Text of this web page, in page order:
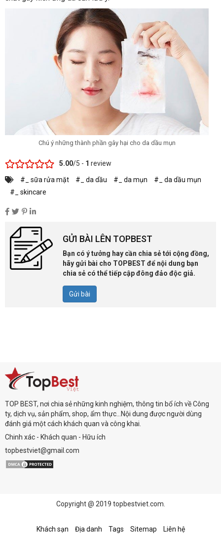
Chú ý những thành phần gây hại cho da dầu mụn
5.00/5 - 1 review
#_ sữa rửa mặt #_ da dầu #_ da mụn
#_ da dầu mụn
#_ skincare
GỬI BÀI LÊN TOPBEST
Bạn có ý tưởng hay cần chia sẻ tới cộng đồng,
hãy gửi bài cho TOPBEST để nội dung bạn
chia sẻ có thể tiếp cập đông đảo độc giả.
Gửi bài
TOP BEST, nơi chia sẻ những kinh nghiệm, thông tin bổ ích về Công
ty, dịch vụ, sản phẩm, shop, ẩm thực...Nội dung được người dùng
đánh giá một cách khách quan và công khai.
Chinh xác - Khách quan - Hữu ích
topbestviet@gmail.com
Copyright @ 2019 topbestviet.com.
Khách sạn Địa danh Tags Sitemap Liên hệ